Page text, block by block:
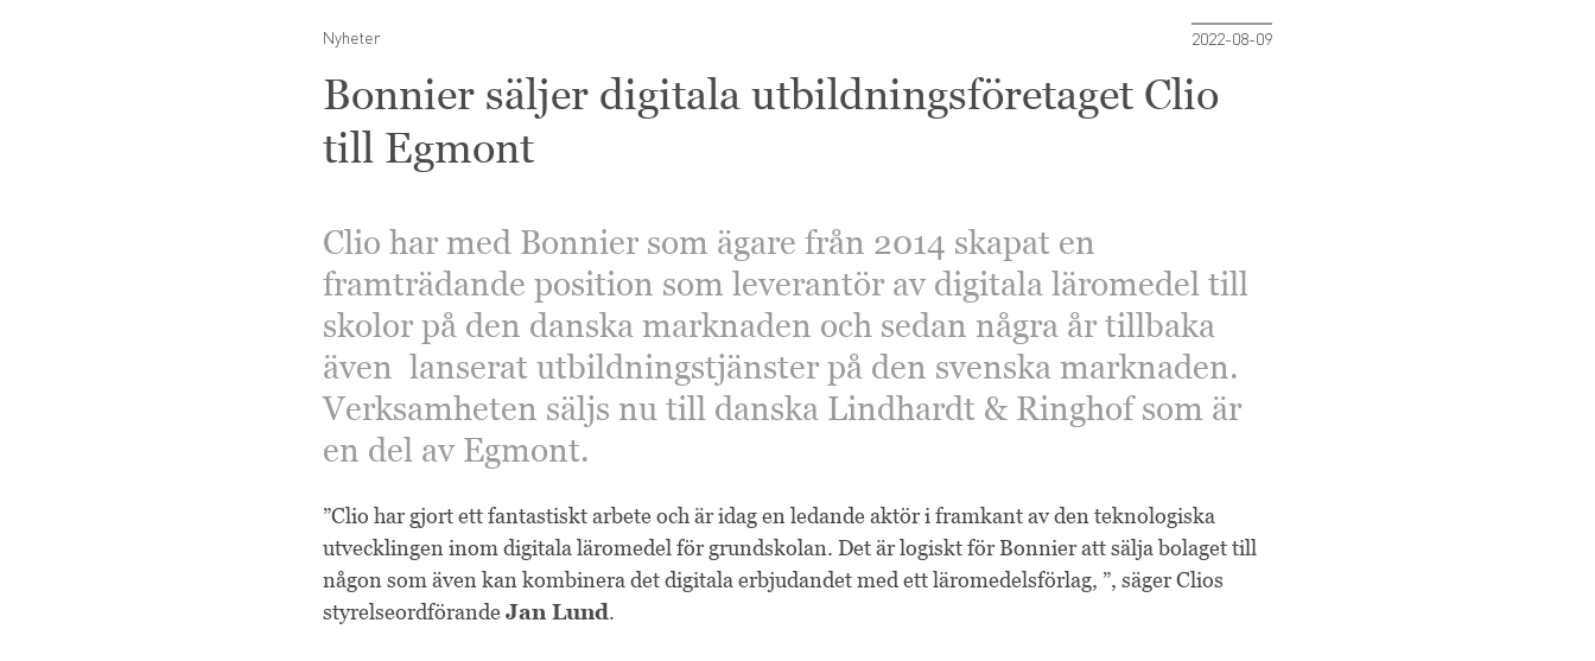
Nyheter 2022-08-09
Bonnier säljer digitala utbildningsföretaget Clio
till Egmont
Clio har med Bonnier som ägare från 2014 skapat en
framträdande position som leverantör av digitala läromedel till
skolor på den danska marknaden och sedan några år tillbaka
även lanserat utbildningstjänster på den svenska marknaden.
Verksamheten säljs nu till danska Lindhardt & Ringhof som är
en del av Egmont.
”Clio har gjort ett fantastiskt arbete och är idag en ledande aktör i framkant av den teknologiska
utvecklingen inom digitala läromedel för grundskolan. Det är logiskt för Bonnier att sälja bolaget till
någon som även kan kombinera det digitala erbjudandet med ett läromedelsförlag, ”, säger Clios
styrelseordförande Jan Lund.